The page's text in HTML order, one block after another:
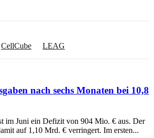
CellCube LEAG
nach sechs Monaten bei 10,8
im Juni ein Defizit von 904 Mio. € aus. Der
auf 1,10 Mrd. € verringert. Im ersten...